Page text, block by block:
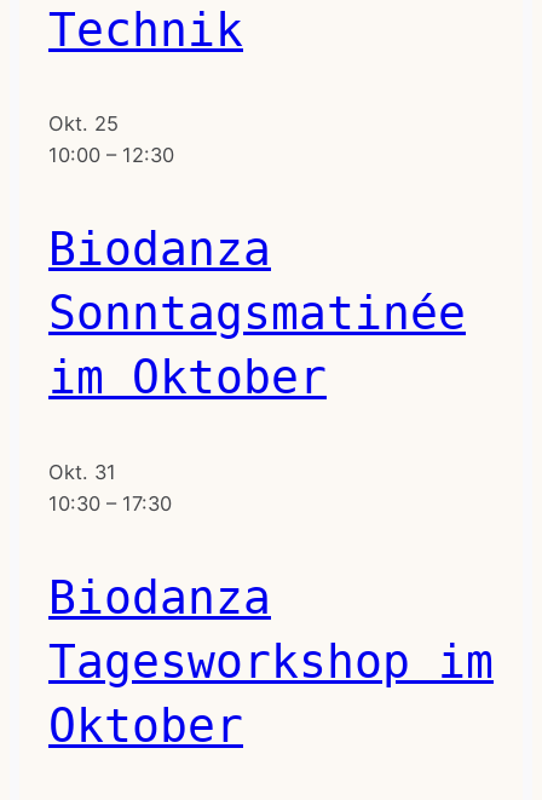
Technik
Okt. 25
10:00 – 12:30
Biodanza
Sonntagsmatinée
im Oktober
Okt. 31
10:30 – 17:30
Biodanza
Tagesworkshop im
Oktober